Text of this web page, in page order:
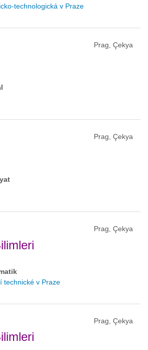
technologická v Praze
Prag, Çekya
Prag, Çekya
Prag, Çekya
technické v Praze
Prag, Çekya